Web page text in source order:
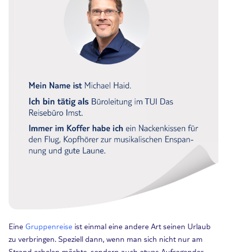
Eine Gruppenreise ist einmal eine andere Art seinen Urlaub
zu verbringen. Speziell dann, wenn man sich nicht nur am